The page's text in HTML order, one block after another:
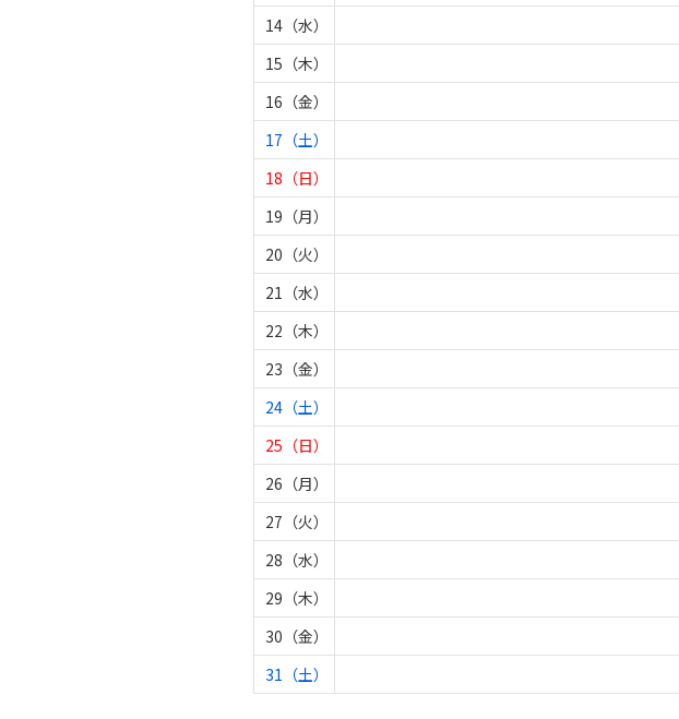
14（水）
15（木）
16（金）
17（土）
18（日）
19（月）
20（火）
21（水）
22（木）
23（金）
24（土）
25（日）
26（月）
27（火）
28（水）
29（木）
30（金）
31（土）